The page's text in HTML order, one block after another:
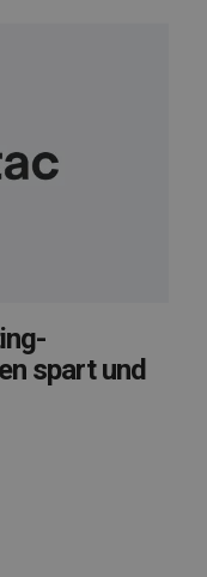
spart und